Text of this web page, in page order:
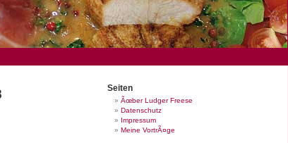
Seiten
Ãœber Ludger Freese
Datenschutz
Impressum
Meine VortrÃ¤ge